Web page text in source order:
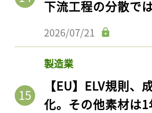
下流工程の分散で
2026/07/21
製造業
【EU】ELV規則
化。その他素材は